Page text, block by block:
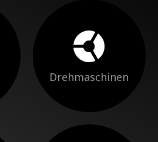
Drehmaschinen